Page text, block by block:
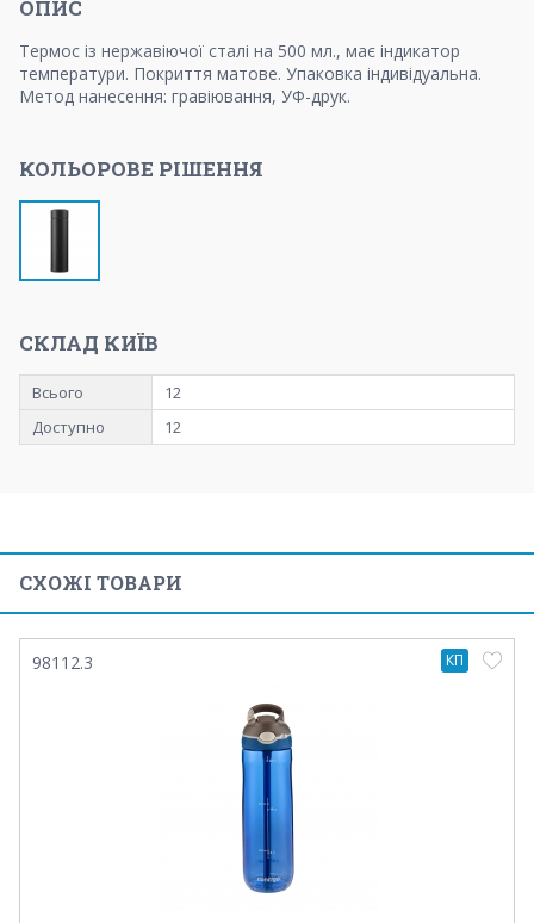
ОПИС
Термос із нержавіючої сталі на 500 мл., має індикатор
температури. Покриття матове. Упаковка індивідуальна.
Метод нанесення: гравіювання, УФ-друк.
КОЛЬОРОВЕ РІШЕННЯ
СКЛАД КИЇВ
Всього
12
Доступно
12
СХОЖІ ТОВАРИ
98112.3 КП